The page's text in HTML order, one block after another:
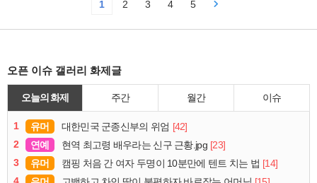
1 2 3 4 5
오픈 이슈 갤러리 화제글
오늘의 화제 주간 월간 이슈
1 유머 대한민국 군종신부의 위엄 [42]
2
연예 현역 최고령 배우라는 신구 근황.jpg [23]
3
유머 캠핑 처음 간 여자 두명이 10분만에 텐트 치는 법 [14]
4